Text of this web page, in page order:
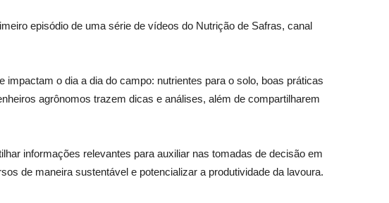
episódio de uma série de vídeos do Nutrição de Safras, canal
o dia a dia do campo: nutrientes para o solo, boas práticas
agrônomos trazem dicas e análises, além de compartilharem
informações relevantes para auxiliar nas tomadas de decisão em
de maneira sustentável e potencializar a produtividade da lavoura.